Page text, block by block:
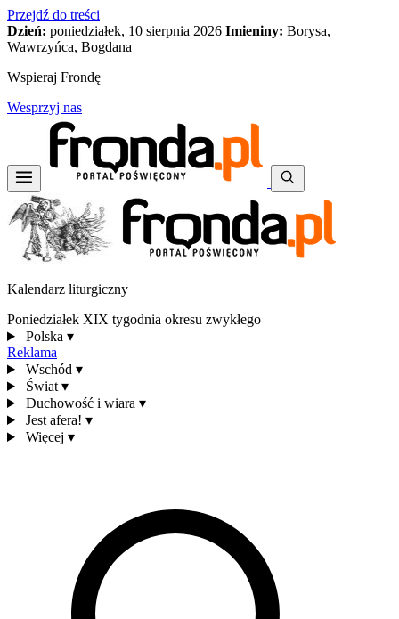
Przejdź do treści
Dzień: poniedziałek, 10 sierpnia 2026 Imieniny: Borysa,
Wawrzyńca, Bogdana
Wspieraj Frondę
Wesprzyj nas
Kalendarz liturgiczny
Poniedziałek XIX tygodnia okresu zwykłego
Polska ▾
Reklama
Wschód ▾
Świat ▾
Duchowość i wiara ▾
Jest afera! ▾
Więcej ▾